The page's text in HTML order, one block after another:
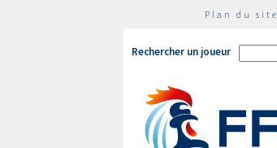
Plan du site
Rechercher un joueur